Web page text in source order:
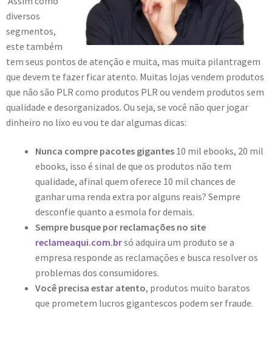
diversos
segmentos,
este também
tem seus pontos de atenção e muita, mas muita pilantragem
que devem te fazer ficar atento. Muitas lojas vendem produtos
que não são PLR como produtos PLR ou vendem produtos sem
qualidade e desorganizados. Ou seja, se você não quer jogar
dinheiro no lixo eu vou te dar algumas dicas:
Nunca compre pacotes gigantes 10 mil ebooks, 20 mil
ebooks, isso é sinal de que os produtos não tem
qualidade, afinal quem oferece 10 mil chances de
ganhar uma renda extra por alguns reais? Sempre
desconfie quanto a esmola for demais.
Sempre busque por reclamações no site
reclameaqui.com.brsó adquira um produto se a
empresa responde as reclamações e busca resolver os
problemas dos consumidores.
Você precisa estar atento, produtos muito baratos
que prometem lucros gigantescos podem ser fraude.